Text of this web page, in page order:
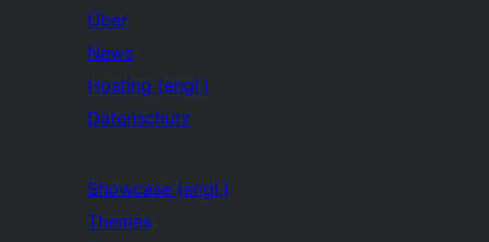
Über
News
Hosting (engl.)
Datenschutz
Showcase (engl.)
Themes